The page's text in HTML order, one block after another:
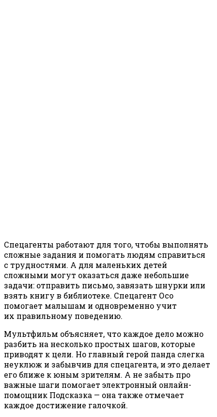
Спецагенты работают для того, чтобы выполнять
сложные задания и помогать людям справиться
с трудностями. А для маленьких детей
сложными могут оказаться даже небольшие
задачи: отправить письмо, завязать шнурки или
взять книгу в библиотеке. Спецагент Осо
помогает малышам и одновременно учит
их правильному поведению.
Мультфильм объясняет, что каждое дело можно
разбить на несколько простых шагов, которые
приводят к цели. Но главный герой панда слегка
неуклюж и забывчив для спецагента, и это делает
его ближе к юным зрителям. А не забыть про
важные шаги помогает электронный онлайн-
помощник Подсказка — она также отмечает
каждое достижение галочкой.